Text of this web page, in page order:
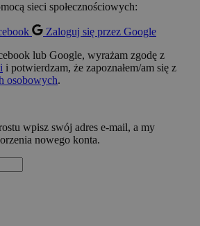
sieci społecznościowych:
Zaloguj się przez Google
lub Google, wyrażam zgodę z
i potwierdzam, że zapoznałem/am się z
osobowych.
wpisz swój adres e-mail, a my
nowego konta.